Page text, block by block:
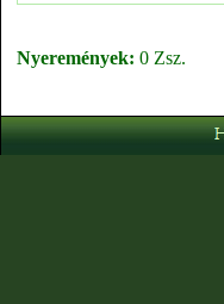
Nyeremények: 0 Zsz.